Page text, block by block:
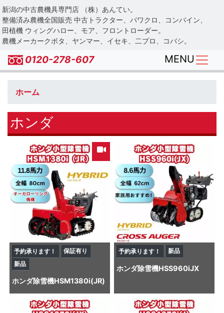
Skip
to
main
content
新潟の中古農機具専門店 （株）あんてい。
整備済み農機全国販売 中古トラクター、パワクロ、コンバイン、
田植機 ウィングハロー、モア、フロントローダー。
農機メーカークボタ、ヤンマー、イセキ、二プロ、コバシ。
0120-278-607 MENU
ホーム
ホンダ
予約承ります！
保証有り
新品
ホンダ除雪機HSM1380i(JR)
予約承ります！ 新品
ホンダ除雪機HSS960iJX